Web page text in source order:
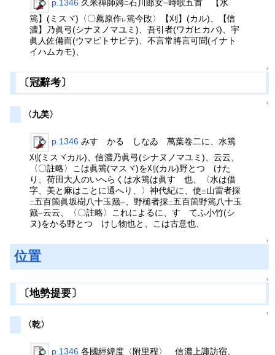
p.1346 久米禪師娉二石川郞女一時歌五首 【水
篶】(ミスヾ)〈〇薦原作レ篶今攺〉【刈】(カル)、【信
濃】乃眞弓(シナヌノマユミ)、吾引者(ワガヒカバ)、宇
眞人佐備而(ウマビトサビテ)、不言常將言可聞(イナト
イハムカモ)、
↑
〔冠辭考〕
↑
〈九美〉
p.1346 みすゞかる しなゐ 萬葉卷二に、水篶
刈(ミスヾカル)、信濃乃眞弓(シナヌノマユミ)、云云、
〈〇註略〉こは眞篶(マスヾ)を刈(カル)野とつゞけた
り、荷田大人のいへらくは水篶は眞すゞ也、〈水は借
字、美と麻はことに通へり、〉神代紀に、使三山雷者採
二五百箇眞坂樹八十玉籖一 、野槌者採二五百箇野篶八十玉
籖一云云、〈〇註略〉これによるに、すゞてふ小竹(シ
ヌ)をかる野とつゞけし物也と、こは古意也、
↑
位置
↑
〔地勢提要〕
↑
〈乾〉
p.1346 各國經緯度〈附里程〉 信濃上諏訪宿、